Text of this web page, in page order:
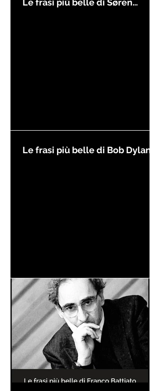
Le frasi più belle di Søren
Le frasi più belle di Bob Dylan